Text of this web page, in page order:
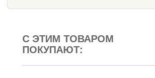
С ЭТИМ ТОВАРОМ
ПОКУПАЮТ: